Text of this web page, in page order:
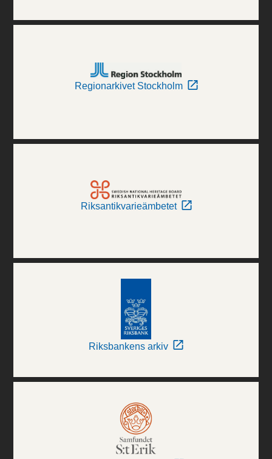
Regionarkivet Stockholm
Riksantikvarieämbetet
Riksbankens arkiv